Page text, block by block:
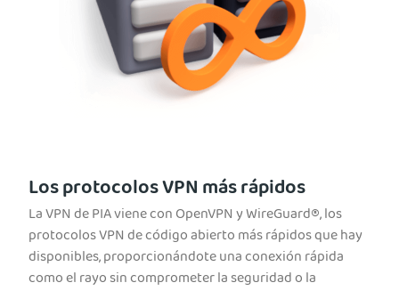
Los protocolos VPN más rápidos
La VPN de PIA viene con OpenVPN y WireGuard®, los
protocolos VPN de código abierto más rápidos que hay
disponibles, proporcionándote una conexión rápida
como el rayo sin comprometer la seguridad o la